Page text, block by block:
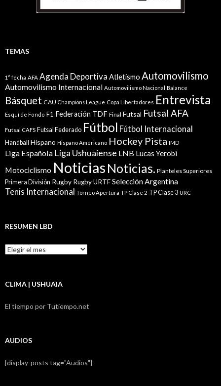
TEMAS
1° fecha AFA Agenda Deportiva Atletismo Automovilismo
Automovilismo Internacional Automovilismo Nacional Balance
Básquet CAU Champions League Copa Libertadores Entrevista
Esquí de Fondo F1 Federación TDF Final Futsal Futsal AFA
Futsal CAFS Futsal Federado Fútbol Fútbol Internacional
Handball Hispano Hispano Americano Hockey Pista IMD
Liga Española Liga Ushuaiense LNB Lucas Yerobi
Motociclismo Noticias Noticias. Planteles Superiores
Primera División Rugby Rugby URTFSelección Argentina
Tenis Internacional Torneo Apertura TP Clase 2 TP Clase 3 URC
RESUMEN LBD
Resumen
LBD
CLIMA | USHUAIA
El tiempo por Tutiempo.net
AUDIOS
[display-posts tag="Audios"]